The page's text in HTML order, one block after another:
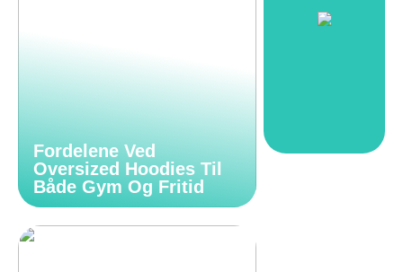
Fordelene Ved
Oversized Hoodies Til
Både Gym Og Fritid